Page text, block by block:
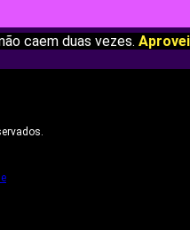
caem duas vezes.